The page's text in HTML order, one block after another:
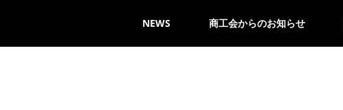
NEWS 商工会からのお知らせ